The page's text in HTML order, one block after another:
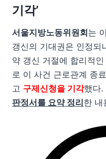
기각’
서울지방노동위원회는
갱신의 기대권은 인정되
약 갱신 거절에 합리적
로 이 사건 근로관계 종
고 구제신청을 기각했다.
판정서를 요약 정리한 내